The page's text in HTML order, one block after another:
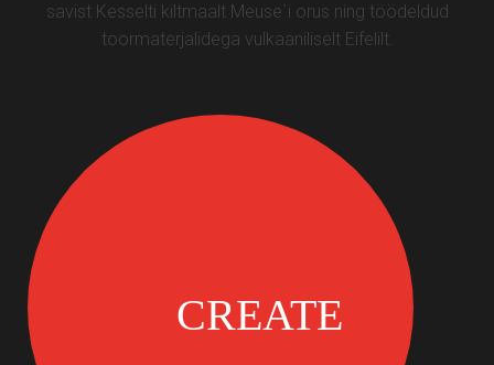
savist Kesselti kiltmaalt Meuse`i orus ning töödeldud
toormaterjalidega vulkaaniliselt Eifelilt.